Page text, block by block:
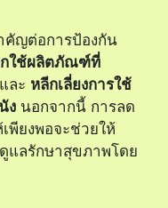
คัญต่อการป้องกัน
กใช้ผลิตภัณฑ์ที่
และ หลีกเลี่ยงการใช้
ง นอกจากนี้ การลด
พียงพอจะช่วยให้
แลรักษาสุขภาพโดย